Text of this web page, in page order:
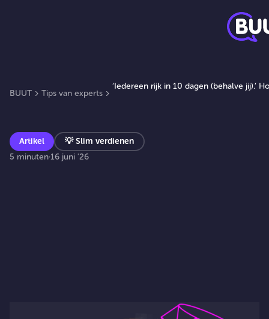
BUUT Tips van experts
‘Iedereen rijk in 10 dagen (behalve jij).’
Artikel 💡 Slim verdienen
5 minuten·16 juni '26